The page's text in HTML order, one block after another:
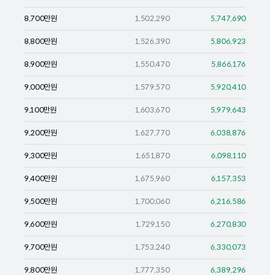
8,700만원 1,502,290 5,747,690
8,800만원 1,526,390 5,806,923
8,900만원 1,550,470 5,866,176
9,000만원 1,579,570 5,920,410
9,100만원 1,603,670 5,979,643
9,200만원 1,627,770 6,038,876
9,300만원 1,651,870 6,098,110
9,400만원 1,675,960 6,157,353
9,500만원 1,700,060 6,216,586
9,600만원 1,729,150 6,270,830
9,700만원 1,753,240 6,330,073
9,800만원 1,777,350 6,389,296